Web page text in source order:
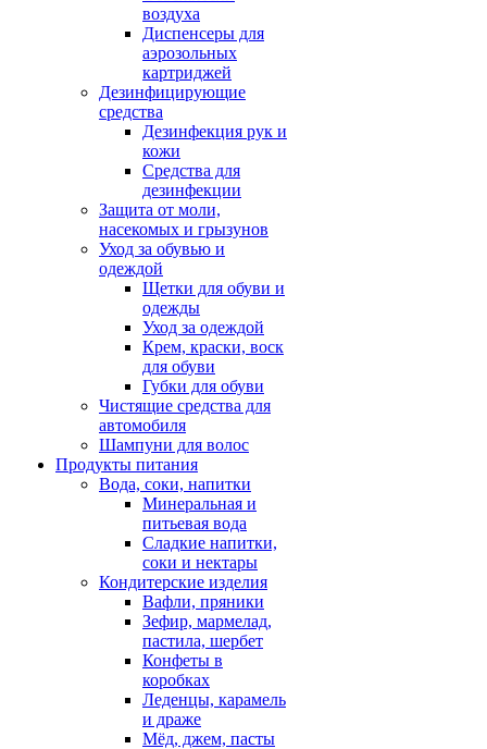
воздуха
Диспенсеры для
аэрозольных
картриджей
Дезинфицирующие
средства
Дезинфекция рук и
кожи
Средства для
дезинфекции
Защита от моли,
насекомых и грызунов
Уход за обувью и
одеждой
Щетки для обуви и
одежды
Уход за одеждой
Крем, краски, воск
для обуви
Губки для обуви
Чистящие средства для
автомобиля
Шампуни для волос
Продукты питания
Вода, соки, напитки
Минеральная и
питьевая вода
Сладкие напитки,
соки и нектары
Кондитерские изделия
Вафли, пряники
Зефир, мармелад,
пастила, шербет
Конфеты в
коробках
Леденцы, карамель
и драже
Мёд, джем, пасты